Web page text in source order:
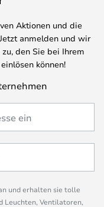
Aktionen und die
anmelden und wir
zu, den Sie bei Ihrem
können!
und erhalten sie tolle
Leuchten, Ventilatoren,